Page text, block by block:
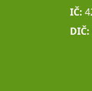
IČ:
DIČ: